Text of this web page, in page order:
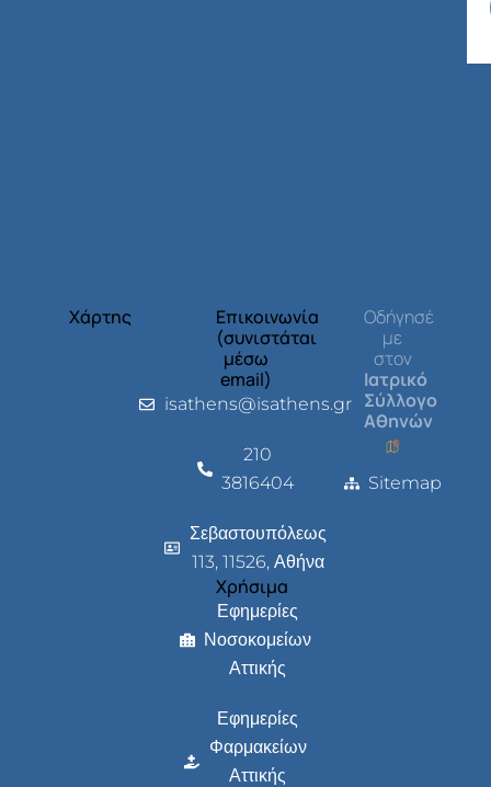
Χάρτης
Επικοινωνία
(συνιστάται
μέσω
email)
isathens@isathens.gr
210
3816404
Σεβαστουπόλεως
113, 11526, Αθήνα
Χρήσιμα
Εφημερίες
Νοσοκομείων
Αττικής
Εφημερίες
Φαρμακείων
Αττικής
Οδήγησέ
με
στον
Ιατρικό
Σύλλογο
Αθηνών
Sitemap